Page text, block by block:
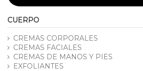
CUERPO
CREMAS CORPORALES
CREMAS FACIALES
CREMAS DE MANOS Y PIES
EXFOLIANTES